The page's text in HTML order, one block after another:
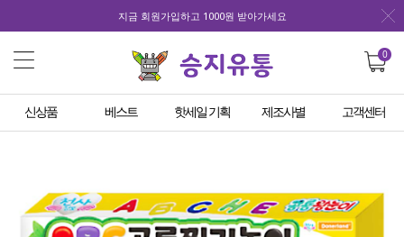
지금 회원가입하고 1000원 받아가세요
0
신상품 베스트 핫세일 기획 제조사별 고객센터